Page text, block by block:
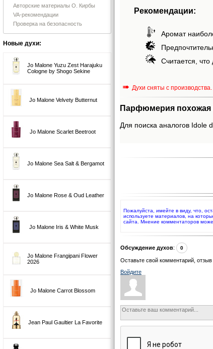
Авторские материалы О. Кирбы
VA-рекомендации
Проверка на безопасность
Новые духи:
Jo Malone Yuzu Zest Harajuku
Cologne by Shogo Sekine
Jo Malone Velvety Butternut
Jo Malone Scarlet Beetroot
Jo Malone Sea Salt & Bergamot
Jo Malone Rose & Oud Leather
Jo Malone Iris & White Musk
Jo Malone Frangipani Flower
2026
Jo Malone Carrot Blossom
Jean Paul Gaultier La Favorite
Рекомендации:
Аромат
Считается,
➠ Духи сняты с производства.
Парфюмерия похожая
Для поиска аналогов Idole
Пожалуйста, имейте в виду, что,
используете материалов, на
сайта. Мнение комментаторов
Обсуждение духов: 0
Оставьте свой комментарий, отзыв
Войдите